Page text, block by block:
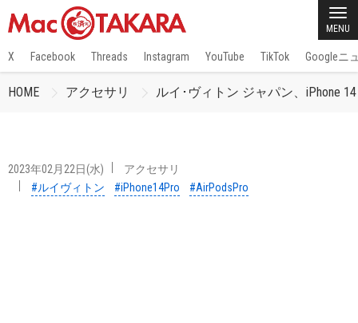
MENU
X Facebook Threads Instagram YouTube TikTok Googleニ
HOME アクセサリ ルイ･ヴィトン ジャパン、iPhone
2023年02月22日(水)
アクセサリ
#ルイヴィトン
#iPhone14Pro #AirPodsPro